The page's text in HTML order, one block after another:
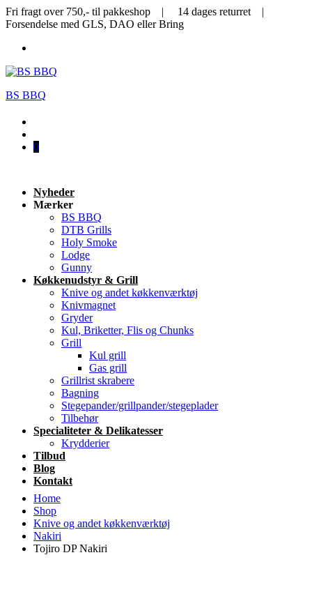
Fri fragt over 750,- til pakkeshop | 14 dages returret |
Forsendelse med GLS, DAO eller Bring
BS BBQ
0
Nyheder
Mærker
BS BBQ
DTB Grills
Holy Smoke
Lodge
Gunny
Køkkenudstyr & Grill
Knive og andet køkkenværktøj
Knivmagnet
Gryder
Kul, Briketter, Flis og Chunks
Grill
Kul grill
Gas grill
Grillrist skrabere
Bagning
Stegepander/grillpander/stegeplader
Tilbehør
Specialiteter & Delikatesser
Krydderier
Tilbud
Blog
Kontakt
Home
Shop
Knive og andet køkkenværktøj
Nakiri
Tojiro DP Nakiri